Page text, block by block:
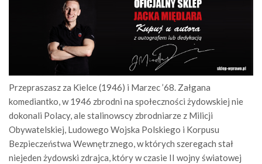
Przepraszasz za Kielce (1946) i Marzec ’68. Załgana
komediantko, w 1946 zbrodni na społeczności żydowskiej nie
dokonali Polacy, ale stalinowscy zbrodniarze z Milicji
Obywatelskiej, Ludowego Wojska Polskiego i Korpusu
Bezpieczeństwa Wewnętrznego, w których szeregach stał
niejeden żydowski zdrajca, który w czasie II wojny światowej